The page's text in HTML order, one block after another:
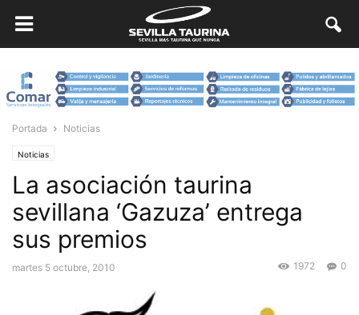
Portada Noticias
Noticias
La asociación taurina
sevillana ‘Gazuza’ entrega
sus premios
martes 5 octubre, 2010 0
1972